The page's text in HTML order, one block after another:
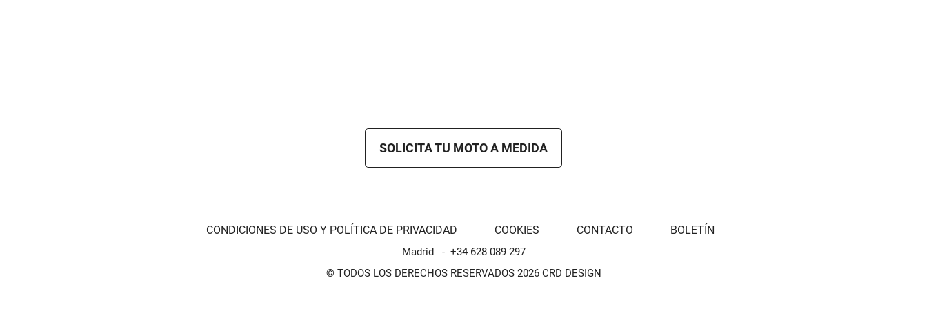
SOLICITA TU MOTO A MEDIDA
CONDICIONES DE USO Y POLÍTICA DE PRIVACIDAD COOKIES CONTACTO BOLETÍN
Madrid
+34 628 089 297
© TODOS LOS DERECHOS RESERVADOS 2026 CRD DESIGN